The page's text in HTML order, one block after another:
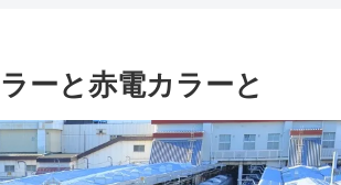
ーと赤電カラーと